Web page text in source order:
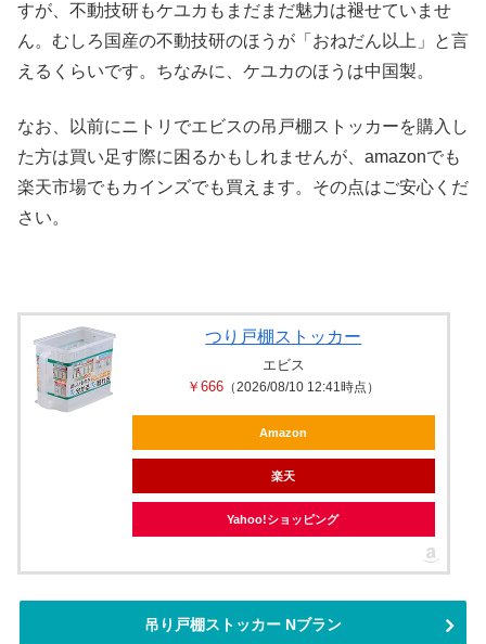
すが、不動技研もケユカもまだまだ魅力は褪せていませ
ん。むしろ国産の不動技研のほうが「おねだん以上」と言
えるくらいです。ちなみに、ケユカのほうは中国製。
なお、以前にニトリでエビスの吊戸棚ストッカーを購入し
た方は買い足す際に困るかもしれませんが、amazonでも
楽天市場でもカインズでも買えます。その点はご安心くだ
さい。
つり戸棚ストッカー
エビス
￥666 （2026/08/10 12:41時点）
Amazon
楽天
Yahoo!ショッピング
吊り戸棚ストッカー Nブラン